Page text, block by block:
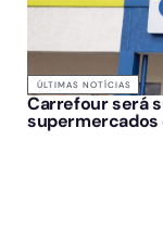
ÚLTIMAS NOTÍCIAS
Carrefour será
supermercados